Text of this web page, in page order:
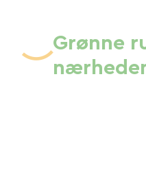
Grønne